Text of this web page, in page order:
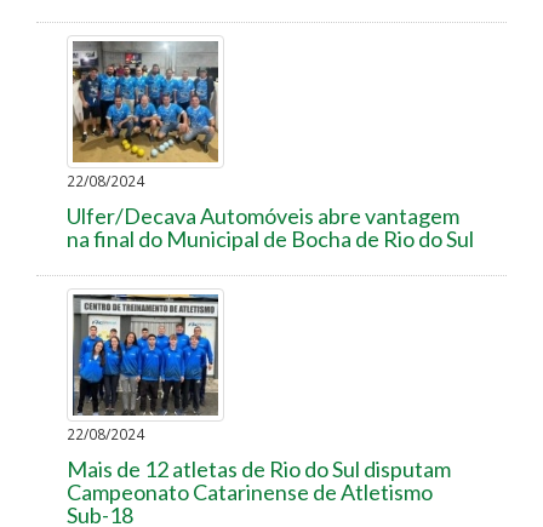
22/08/2024
Ulfer/Decava Automóveis abre vantagem
na final do Municipal de Bocha de Rio do Sul
22/08/2024
Mais de 12 atletas de Rio do Sul disputam
Campeonato Catarinense de Atletismo
Sub-18